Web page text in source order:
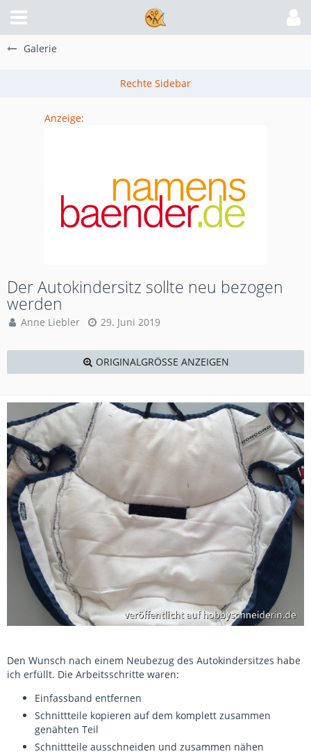
Galerie
Anzeige:
Der Autokindersitz sollte neu bezogen
werden
Anne Liebler 29. Juni 2019
ORIGINALGRÖSSE ANZEIGEN
Den Wunsch nach einem Neubezug des Autokindersitzes habe
ich erfüllt. Die Arbeitsschritte waren:
Einfassband entfernen
Schnittteile kopieren auf dem komplett zusammen
genähten Teil
Schnittteile ausschneiden und zusammen nähen